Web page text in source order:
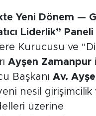
Yeni Dönem —
Liderlik” Paneli
Kurucusu ve
Ayşen Zamanpur
Başkanı Av. Ayşe
nesil girişimcilik
üzerine